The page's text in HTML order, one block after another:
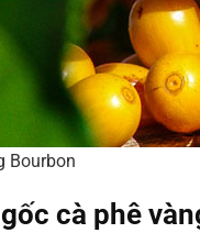
Bourbon
cà phê